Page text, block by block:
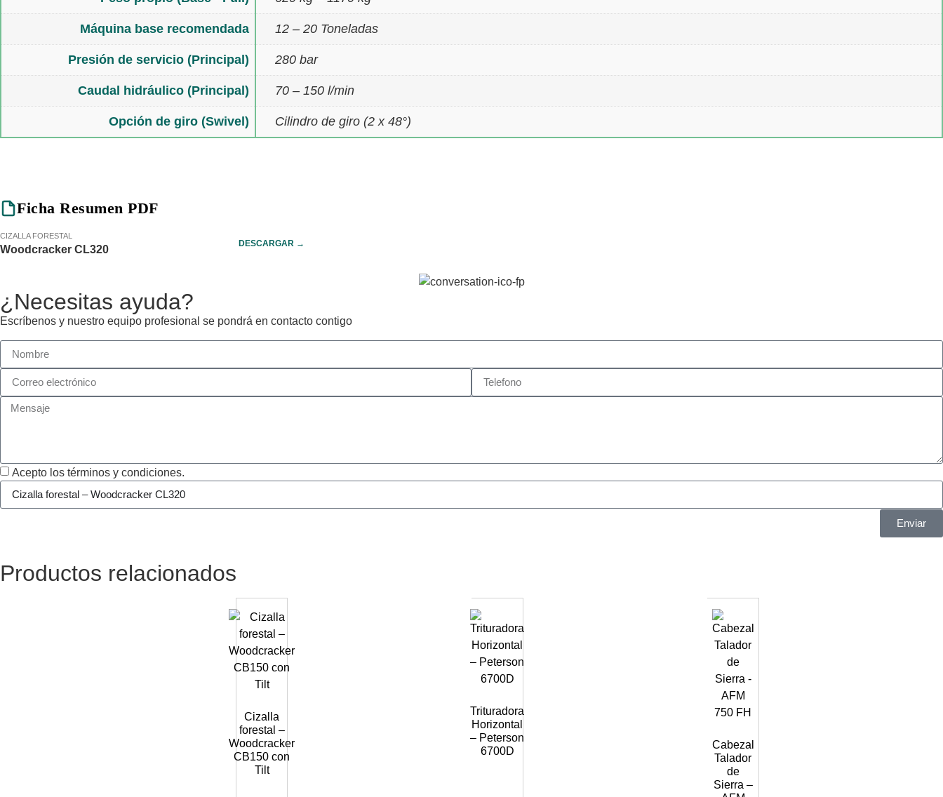
Máquina base recomendada 12 – 20 Toneladas
Presión de servicio (Principal) 280 bar
Caudal hidráulico (Principal) 70 – 150 l/min
Opción de giro (Swivel) Cilindro de giro (2 x 48°)
Ficha Resumen PDF
CIZALLA FORESTAL
Woodcracker CL320
DESCARGAR →
¿Necesitas ayuda?
Escríbenos y nuestro equipo profesional se pondrá en contacto contigo
Acepto los términos y condiciones.
Enviar
Productos relacionados
Cizalla
forestal –
Woodcracker
CB150 con
Tilt
Trituradora
Horizontal
– Peterson
6700D
Cabezal
Talador
de
Sierra –